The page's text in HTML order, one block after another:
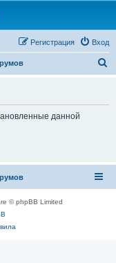
Вход
Регистрация
данной
© phpBB Limited